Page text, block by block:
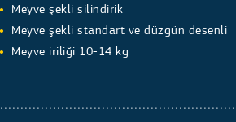
Meyve şekli silindirik
Meyve şekli standart ve düzgün desenli
Meyve iriliği 10-14 kg